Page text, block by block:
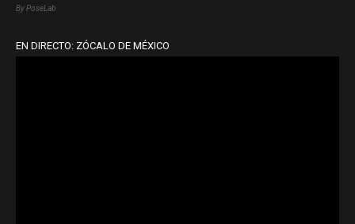
By PoseLab
EN DIRECTO: ZÓCALO DE MÉXICO